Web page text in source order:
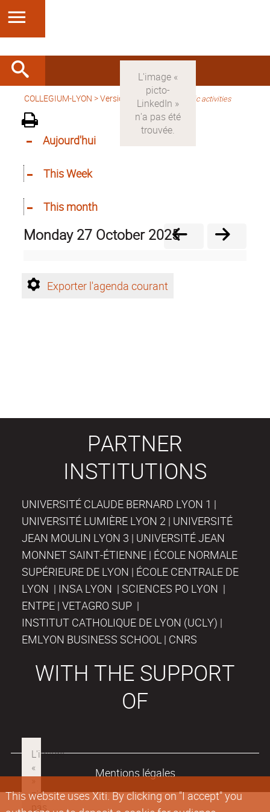
This website uses Xiti. By clicking on "I accept" you
COLLEGIUM-LYON >Version anglaise > Scientific activities
Aujourd'hui
This Week
This month
Monday 27 October 2025
Exporter l'agenda courant
PARTNER
INSTITUTIONS
UNIVERSITÉ CLAUDE BERNARD LYON 1 |
UNIVERSITÉ LUMIÈRE LYON 2 | UNIVERSITÉ
JEAN MOULIN LYON 3 | UNIVERSITÉ JEAN
MONNET SAINT-ÉTIENNE | ÉCOLE NORMALE
SUPÉRIEURE DE LYON | ÉCOLE CENTRALE DE
LYON | INSA LYON | SCIENCES PO LYON |
ENTPE | VETAGRO SUP |
INSTITUT CATHOLIQUE DE LYON (UCLY) |
EMLYON BUSINESS SCHOOL | CNRS
WITH THE SUPPORT
OF
Mentions légales